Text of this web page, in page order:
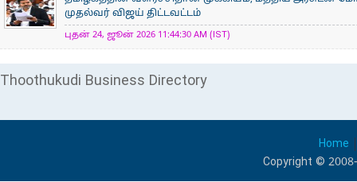
முதல்வர் விஜய் திட்டவட்டம்
புதன் 24, ஜூன் 2026 11:44:30 AM (IST)
Thoothukudi Business Directory
Home
Copyright ©